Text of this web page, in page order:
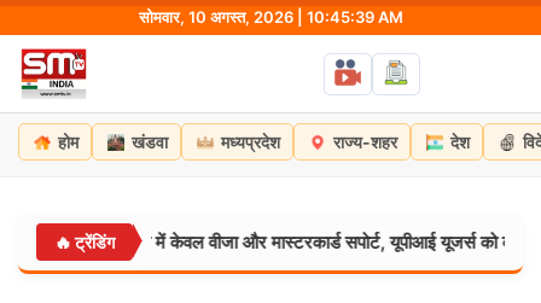
content
सोमवार, 10 अगस्त, 2026 | 10:45:40 AM
होम खंडवा मध्यप्रदेश राज्य-शहर देश
🔥 ट्रेंडिंग
चरण में केवल वीजा और मास्टरकार्ड सपोर्ट, यूपीआई यूजर्स को करना होगा